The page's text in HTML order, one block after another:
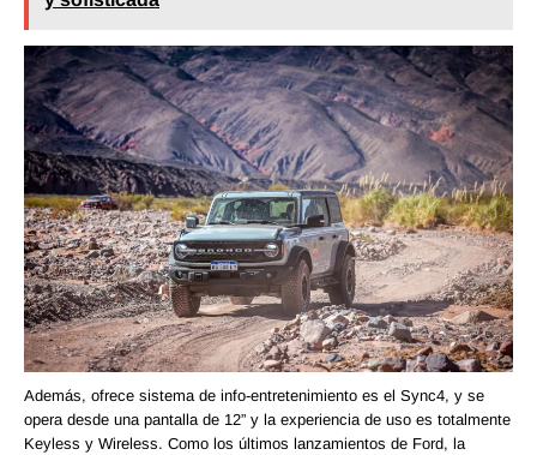
Además, ofrece sistema de info-entretenimiento es el Sync4, y se
opera desde una pantalla de 12” y la experiencia de uso es totalmente
Keyless y Wireless. Como los últimos lanzamientos de Ford, la